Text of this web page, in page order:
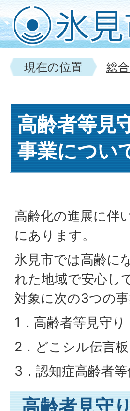
現在の位置 総
高齢者等見
事業につい
高齢化の進展に伴
にあります。
氷見市では高齢に
れた地域で安心し
対象に次の3つの
1．高齢者等見守
2．どこシル伝言
3．認知症高齢者
高齢者見守